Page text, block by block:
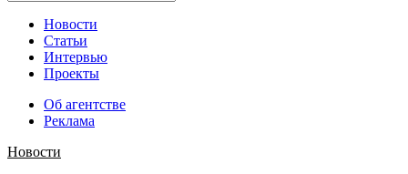
Новости
Статьи
Интервью
Проекты
Об агентстве
Реклама
Новости